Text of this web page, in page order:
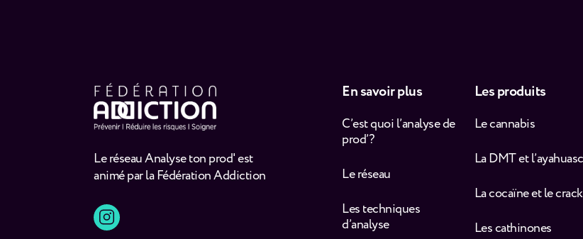
Le réseau Analyse ton prod' est
animé par la Fédération Addiction
En savoir plus
C’est quoi l’analyse de
prod’ ?
Le réseau
Les techniques
d’analyse
Les produits
Le cannabis
La DMT et
La cocaïne et le crack
Les cathinones